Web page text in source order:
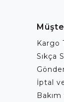
Kargo
Sıkça
İptal